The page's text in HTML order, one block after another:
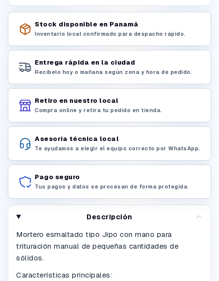
Stock disponible en Panamá
Inventario local confirmado para despacho rápido.
Entrega rápida en la ciudad
Recíbelo hoy o mañana según zona y hora de pedido.
Retiro en nuestro local
Compra online y retira tu pedido en tienda.
Asesoría técnica local
Te ayudamos a elegir el equipo correcto por WhatsApp.
Pago seguro
Tus pagos y datos se procesan de forma protegida.
Descripción
Mortero esmaltado tipo Jipo con mano para
trituración manual de pequeñas cantidades de
sólidos.
Características principales: